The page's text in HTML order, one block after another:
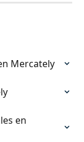
Mercately
en